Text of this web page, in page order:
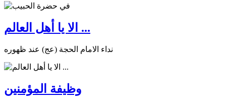
الا يا أهل العالم ...
نداء الامام الحجة (عج) عند ظهوره
وظيفة المؤمنين